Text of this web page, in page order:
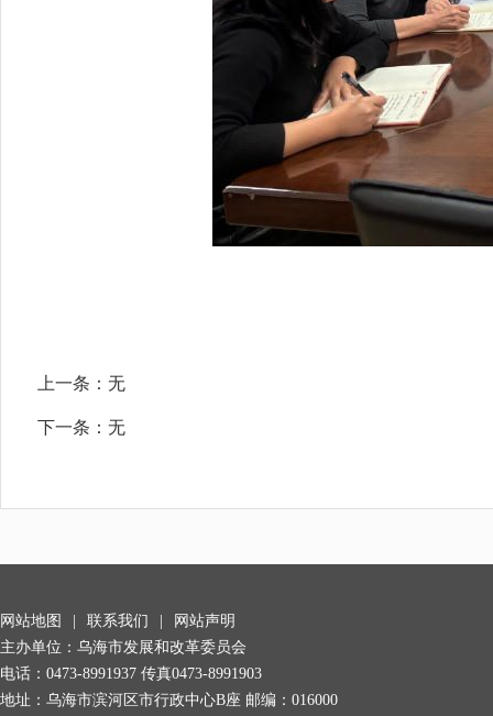
上一条： 无
下一条： 无
网站地图 联系我们
网站声明
主办单位：乌海市发展和改革委员会
电话：0473-8991937 传真0473-8991903
地址：乌海市滨河区市行政中心B座 邮编：016000